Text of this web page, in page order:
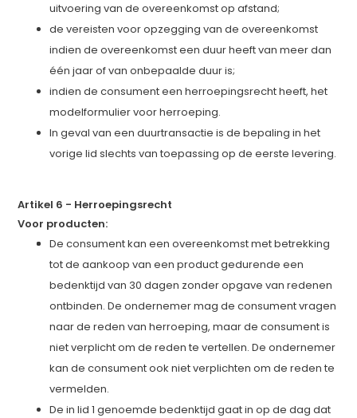
uitvoering van de overeenkomst op afstand;
de vereisten voor opzegging van de overeenkomst
indien de overeenkomst een duur heeft van meer dan
één jaar of van onbepaalde duur is;
indien de consument een herroepingsrecht heeft, het
modelformulier voor herroeping.
In geval van een duurtransactie is de bepaling in het
vorige lid slechts van toepassing op de eerste levering.
Artikel 6 - Herroepingsrecht
Voor producten:
De consument kan een overeenkomst met betrekking
tot de aankoop van een product gedurende een
bedenktijd van 30 dagen zonder opgave van redenen
ontbinden. De ondernemer mag de consument vragen
naar de reden van herroeping, maar de consument is
niet verplicht om de reden te vertellen. De ondernemer
kan de consument ook niet verplichten om de reden te
vermelden.
De in lid 1 genoemde bedenktijd gaat in op de dag dat